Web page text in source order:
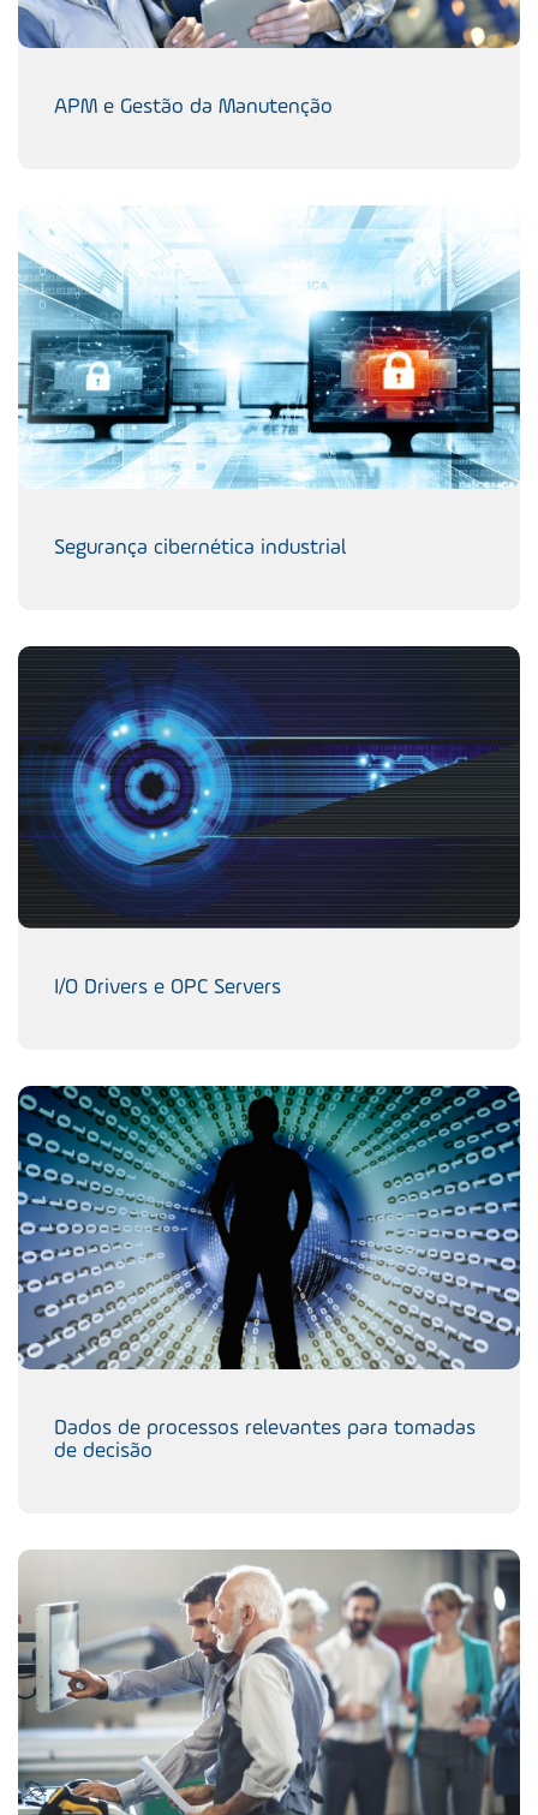
APM e Gestão da Manutenção
Segurança cibernética industrial
I/O Drivers e OPC Servers
Dados de processos relevantes para tomadas
de decisão